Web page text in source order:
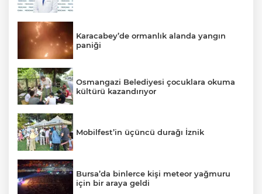
Karacabey’de ormanlık alanda yangın
paniği
Osmangazi Belediyesi çocuklara okuma
kültürü kazandırıyor
Mobilfest’in üçüncü durağı İznik
Bursa’da binlerce kişi meteor yağmuru
için bir araya geldi